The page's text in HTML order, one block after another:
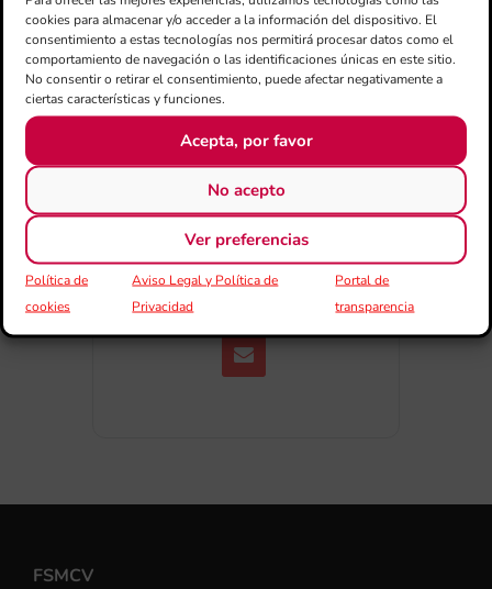
cookies para almacenar y/o acceder a la información del dispositivo. El
consentimiento a estas tecnologías nos permitirá procesar datos como el
comportamiento de navegación o las identificaciones únicas en este sitio.
No consentir o retirar el consentimiento, puede afectar negativamente a
ciertas características y funciones.
Acepta, por favor
No acepto
Ver preferencias
Política de
cookies
Aviso Legal y Política de
Privacidad
Portal de
transparencia
+ exportación iCal / Outlook
COMPARTIR ESTE EVENTO
FSMCV